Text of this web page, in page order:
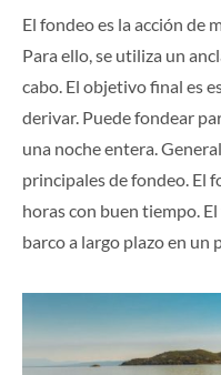
El fondeo es la acción de
Para ello, se utiliza un
cabo. El objetivo final es
derivar. Puede fondear
una noche entera.
principales de fondeo. El
horas con buen tiempo.
barco a largo plazo en un